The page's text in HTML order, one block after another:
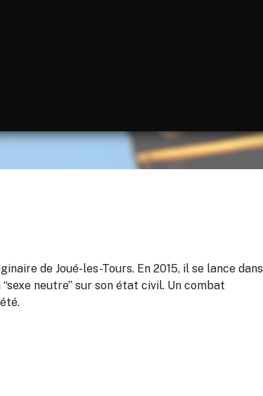
de Joué-les-Tours. En 2015, il se lance dans
neutre” sur son état civil. Un combat